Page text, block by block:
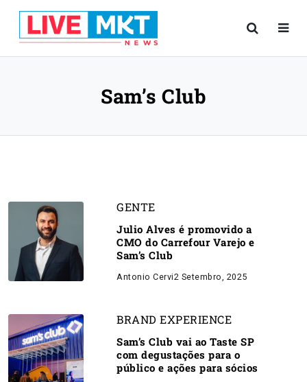
Sam’s Club
GENTE
Julio Alves é promovido a
CMO do Carrefour Varejo e
Sam’s Club
Antonio Cervi2 Setembro, 2025
BRAND EXPERIENCE
Sam’s Club vai ao Taste SP
com degustações para o
público e ações para sócios